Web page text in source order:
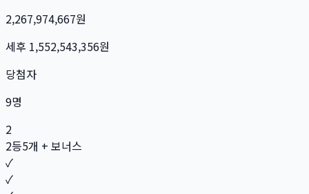
2,267,974,667원
세후 1,552,543,356원
당첨자
9명
2
2등5개 + 보너스
✓
✓